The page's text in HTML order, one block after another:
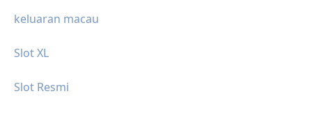
keluaran macau
Slot XL
Slot Resmi